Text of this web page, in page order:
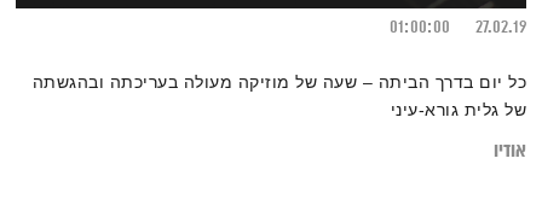
27.02.19
01:00:00
כל יום בדרך הביתה – שעה של מוזיקה מעולה בעריכתה ובהגשתה
של גלית גורא-עיני
אודיו